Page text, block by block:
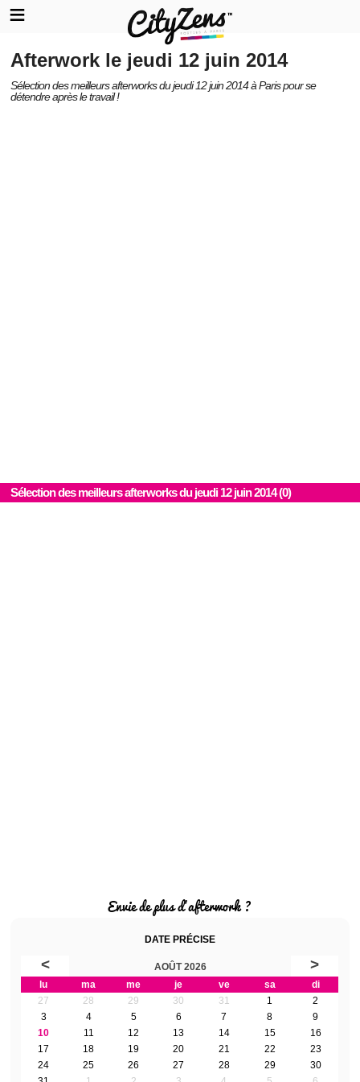
Afterwork le jeudi 12 juin 2014
Sélection des meilleurs afterworks du jeudi 12 juin 2014 à Paris pour se
détendre après le travail !
Sélection des meilleurs afterworks du jeudi 12 juin 2014 (0)
Envie de plus d'afterwork ?
DATE PRÉCISE
< AOÛT 2026 >
lu ma me je ve sa
di
27
28 29 30 31 1
2
3
4 5 6 7 8
9
10
11 12 13 14 15
16
17
18 19 20 21 22
23
24
25 26 27 28 29
30